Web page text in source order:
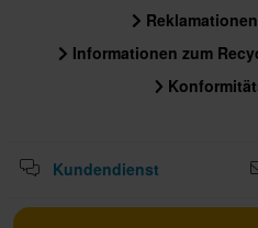
Informationen zum
Kundendienst